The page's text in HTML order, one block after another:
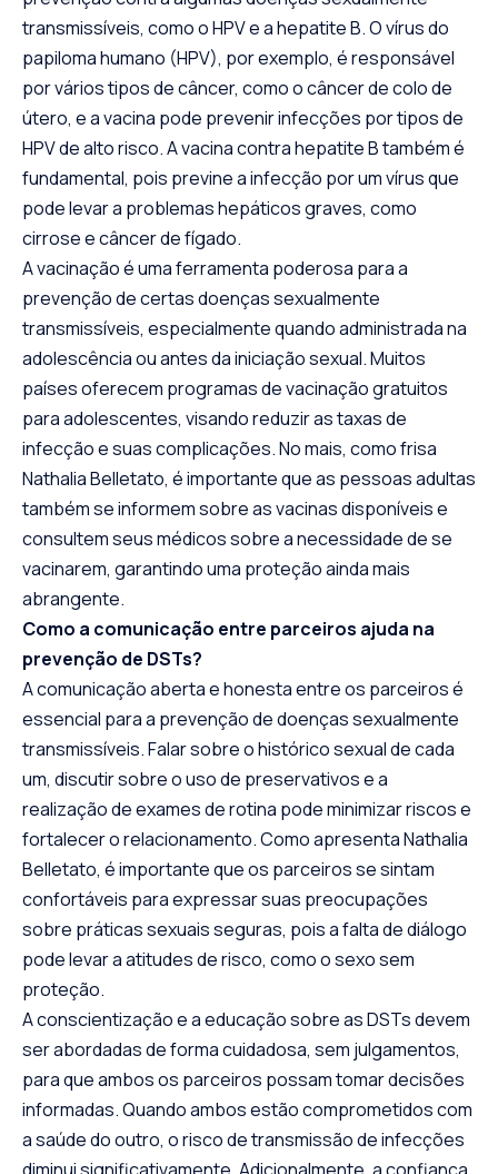
transmissíveis, como o HPV e a hepatite B. O vírus do
papiloma humano (HPV), por exemplo, é responsável
por vários tipos de câncer, como o câncer de colo de
útero, e a vacina pode prevenir infecções por tipos de
HPV de alto risco. A vacina contra hepatite B também é
fundamental, pois previne a infecção por um vírus que
pode levar a problemas hepáticos graves, como
cirrose e câncer de fígado.
A vacinação é uma ferramenta poderosa para a
prevenção de certas doenças sexualmente
transmissíveis, especialmente quando administrada na
adolescência ou antes da iniciação sexual. Muitos
países oferecem programas de vacinação gratuitos
para adolescentes, visando reduzir as taxas de
infecção e suas complicações. No mais, como frisa
Nathalia Belletato, é importante que as pessoas adultas
também se informem sobre as vacinas disponíveis e
consultem seus médicos sobre a necessidade de se
vacinarem, garantindo uma proteção ainda mais
abrangente.
Como a comunicação entre parceiros ajuda na
prevenção de DSTs?
A comunicação aberta e honesta entre os parceiros é
essencial para a prevenção de doenças sexualmente
transmissíveis. Falar sobre o histórico sexual de cada
um, discutir sobre o uso de preservativos e a
realização de exames de rotina pode minimizar riscos e
fortalecer o relacionamento. Como apresenta Nathalia
Belletato, é importante que os parceiros se sintam
confortáveis para expressar suas preocupações
sobre práticas sexuais seguras, pois a falta de diálogo
pode levar a atitudes de risco, como o sexo sem
proteção.
A conscientização e a educação sobre as DSTs devem
ser abordadas de forma cuidadosa, sem julgamentos,
para que ambos os parceiros possam tomar decisões
informadas. Quando ambos estão comprometidos com
a saúde do outro, o risco de transmissão de infecções